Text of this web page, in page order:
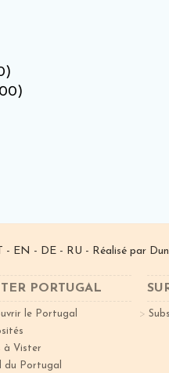
- EN - DE- RU - Réalisé par
PORTUGAL
le Portugal
à Vister
du Portugal